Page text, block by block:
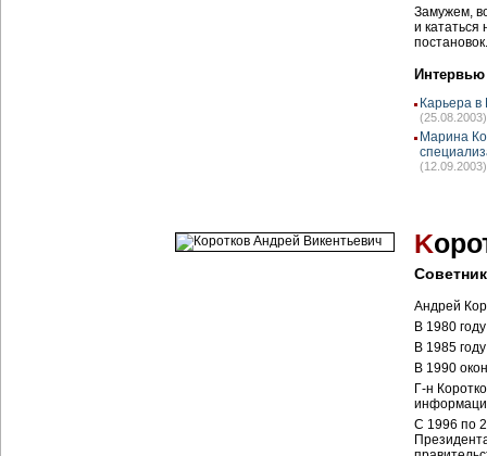
Замужем,
и кататься
постановок.
Интервью
Карьера в
(25.08.2003)
Марина
(12.09.2003)
K
Андрей
В 1980
В 1985
В 1990
Г-н
С 1996 по